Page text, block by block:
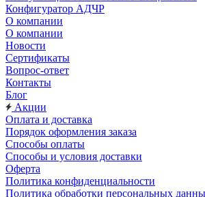
Конфигуратор АДЧР
О компании
О компании
Новости
Сертификаты
Вопрос-ответ
Контакты
Блог
Акции
Оплата и доставка
Порядок оформления заказа
Способы оплаты
Способы и условия доставки
Оферта
Политика конфиденциальности
Политика обработки персональных